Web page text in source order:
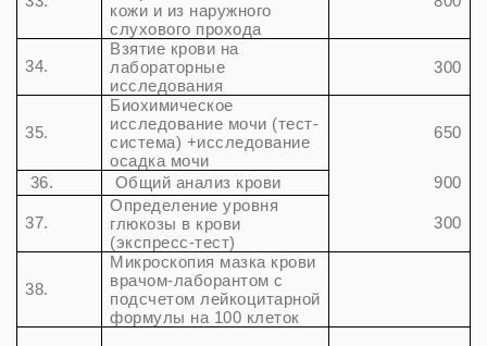
кожи и из наружного
слухового прохода
34.
Взятие крови на
лабораторные
исследования
300
35.
Биохимическое
исследование мочи (тест-
система) +исследование
осадка мочи
650
36. Общий анализ крови 900
37.
Определение уровня
глюкозы в крови
(экспресс-тест)
300
38.
Микроскопия мазка крови
врачом-лаборантом с
подсчетом лейкоцитарной
формулы на 100 клеток